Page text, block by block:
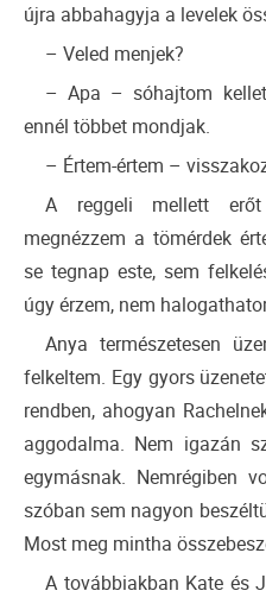
újra abbahagyja a levelek
– Veled menjek?
– Apa – sóhajtom
ennél többet mondjak.
– Értem-értem –
A reggeli mellett
megnézzem a tömérdek
se tegnap este, sem
úgy érzem, nem
Anya természetesen
felkeltem. Egy gyors
rendben, ahogyan
aggodalma. Nem igazán
egymásnak. Nemrégiben
szóban sem nagyon
Most meg mintha
A továbbiakban Kate és